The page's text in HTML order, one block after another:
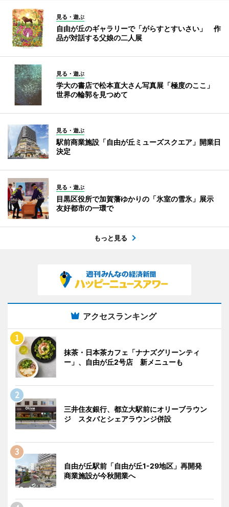
見る・遊ぶ
自由が丘のギャラリーで「がらすとすいさい」 作
品が対話する父娘の二人展
見る・遊ぶ
学大の書店で松本直大さん写真展「極度のここ」
世界の輪郭を見つめて
見る・遊ぶ
駅前商業施設「自由が丘ミューズスクエア」開業日
決定
見る・遊ぶ
目黒区役所で加賀藩ゆかりの「氷室の雪氷」展示
友好都市の一環で
もっと見る
アクセスランキング
抹茶・日本茶カフェ「ナナズグリーンティ
ー」、自由が丘2号店 新メニューも
三井住友銀行、都立大駅前にオリーブラウン
ジ スタバとシェアラウンジ併設
自由が丘駅前「自由が丘1-29地区」再開発
商業施設が今秋開業へ